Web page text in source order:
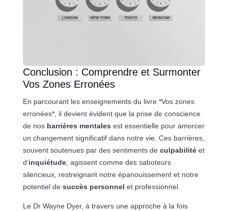
Conclusion : Comprendre et Surmonter
Vos Zones Erronées
En parcourant les enseignements du livre *Vos zones
erronées*, il devient évident que la prise de conscience
de nos barrières mentales est essentielle pour amorcer
un changement significatif dans notre vie. Ces barrières,
souvent soutenues par des sentiments de culpabilitéet
d’inquiétude, agissent comme des saboteurs
silencieux, restreignant notre épanouissement et notre
potentiel de succès personnel et professionnel.
Le Dr Wayne Dyer, à travers une approche à la fois